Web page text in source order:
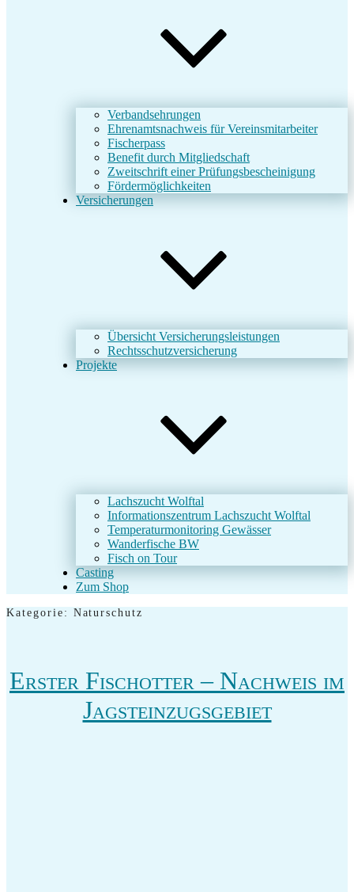
Verbandsehrungen
Ehrenamtsnachweis für Vereinsmitarbeiter
Fischerpass
Benefit durch Mitgliedschaft
Zweitschrift einer Prüfungsbescheinigung
Fördermöglichkeiten
Versicherungen
Übersicht Versicherungsleistungen
Rechtsschutzversicherung
Projekte
Lachszucht Wolftal
Informationszentrum Lachszucht Wolftal
Temperaturmonitoring Gewässer
Wanderfische BW
Fisch on Tour
Casting
Zum Shop
Kategorie: Naturschutz
Erster Fischotter – Nachweis im
Jagsteinzugsgebiet